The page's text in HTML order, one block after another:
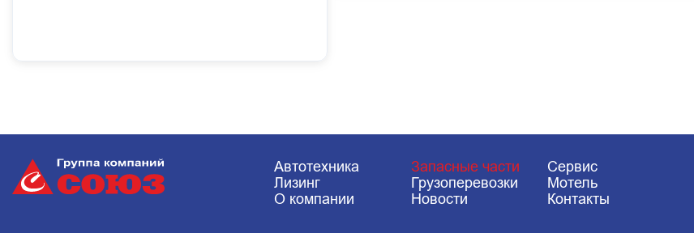
Автотехника Запасные части
Сервис
Лизинг
Грузоперевозки
Мотель
О компании
Новости Контакты